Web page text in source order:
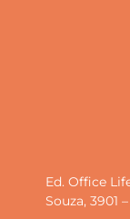
Ed. Office
Souza, 3901